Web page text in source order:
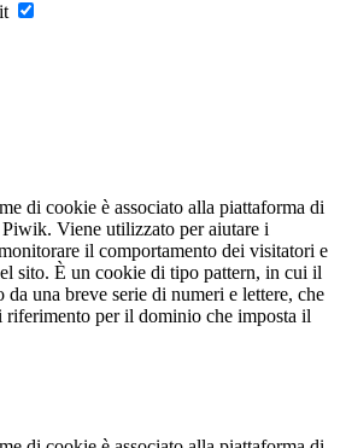
di cookie è associato alla piattaforma di
Viene utilizzato per aiutare i
il comportamento dei visitatori e
sito. È un cookie di tipo pattern, in cui il
una breve serie di numeri e lettere, che
riferimento per il dominio che imposta il